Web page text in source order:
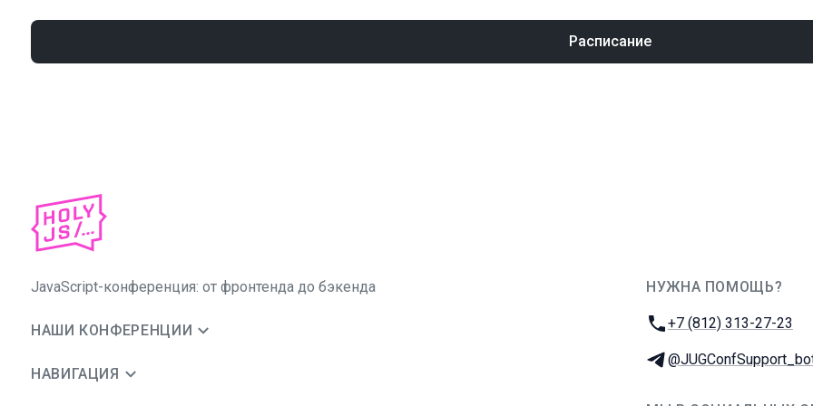
Расписание
JavaScript-конференция: от фронтенда до бэкенда
НАШИ КОНФЕРЕНЦИИ
НАВИГАЦИЯ
НУЖНА ПОМОЩЬ?
Телефон:
+7 (812) 313-27-23
Телеграм: